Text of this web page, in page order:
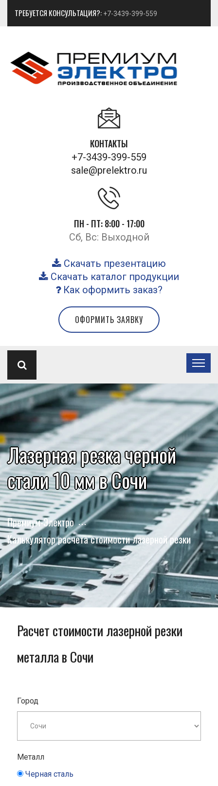
ТРЕБУЕТСЯ КОНСУЛЬТАЦИЯ?: +7-3439-399-559
КОНТАКТЫ
+7-3439-399-559
sale@prelektro.ru
ПН - ПТ: 8:00 - 17:00
Сб, Вс: Выходной
Скачать презентацию
Скачать каталог продукции
Как оформить заказ?
ОФОРМИТЬ ЗАЯВКУ
Лазерная резка черной
стали 10 мм в Сочи
Премиум-Электро
Калькулятор расчета стоимости лазерной резки
Расчет стоимости лазерной резки
металла в Сочи
Город
Металл
Черная сталь